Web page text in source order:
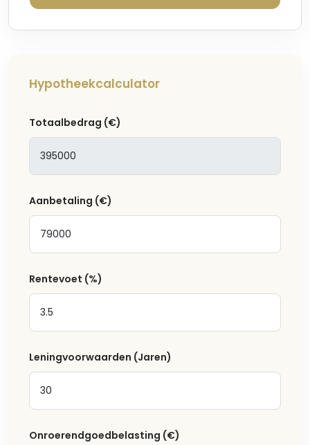
Hypotheekcalculator
Totaalbedrag (€)
Aanbetaling (€)
Rentevoet (%)
Leningvoorwaarden (Jaren)
Onroerendgoedbelasting (€)